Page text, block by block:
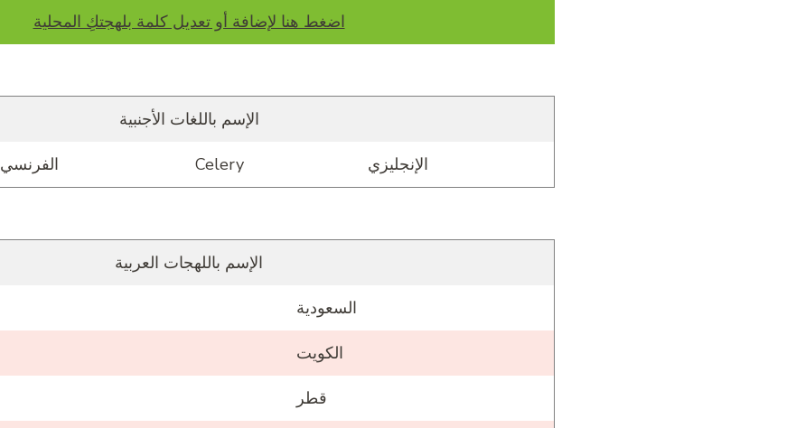
اضغط هنا لإضافة أو تعديل كلمة بلهجتكِ المحلية
الإسم باللغات الأجنبية
الإنجليزي Celery الفرنسي
الإسم باللهجات العربية
السعودية
الكويت
قطر